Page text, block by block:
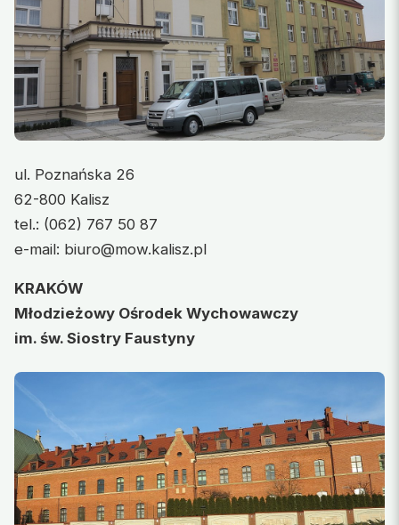
ul. Poznańska 26
62-800 Kalisz
tel.: (062) 767 50 87
e-mail: biuro@mow.kalisz.pl
KRAKÓW
Młodzieżowy Ośrodek Wychowawczy
im. św. Siostry Faustyny